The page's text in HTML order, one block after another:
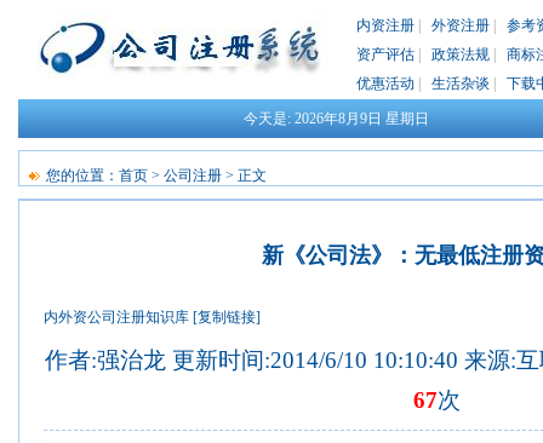
内资注册 外资注册
参考
资产评估
政策法规
商标
优惠活动
生活杂谈 下载
今天是: 2026年8月9日 星期日
您的位置： 首页 > 公司注册 > 正文
新《公司法》：无最低注册
内外资公司注册知识库 [复制链接]
作者:强治龙 更新时间:2014/6/10 10:10:40 来源:
67次